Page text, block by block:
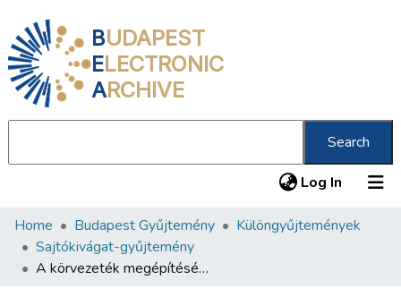
BUDAPEST
ELECTRONIC
ARCHIVE
Search
Log In (current)
Communities & Collections
All of DSpace
Home Budapest Gyűjtemény
Különgyűjtemények
Sajtókivágat-gyűjtemény
A körvezeték megépítésével jelentősen javul majd a külső kerületek gázellátása